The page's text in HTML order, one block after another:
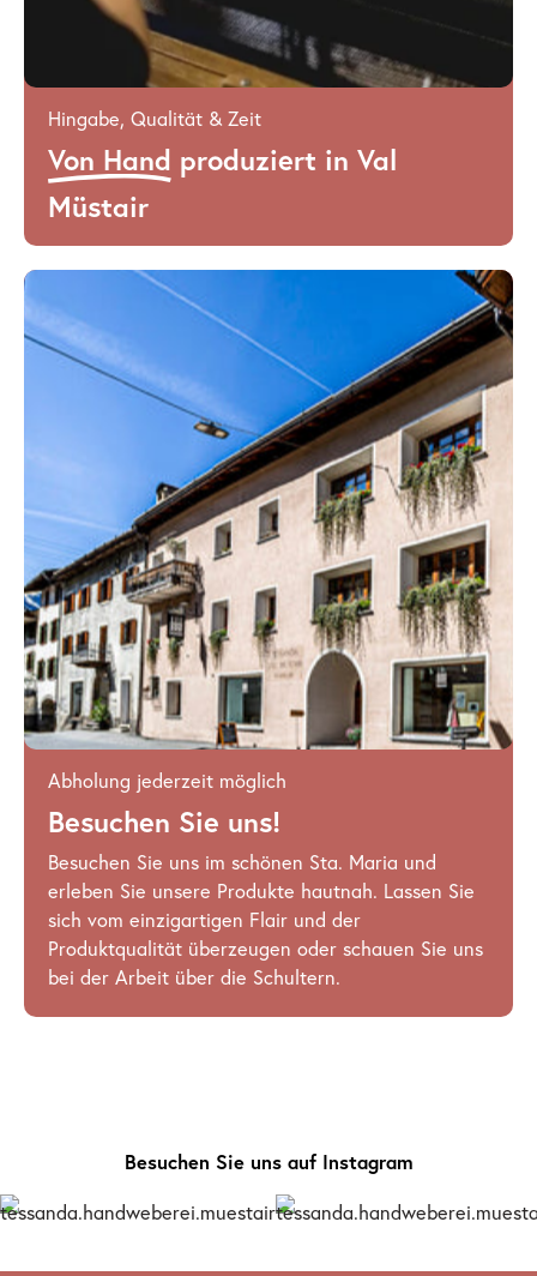
Hingabe, Qualität & Zeit
Von Hand produziert in Val
Müstair
Abholung jederzeit möglich
Besuchen Sie uns!
Besuchen Sie uns im schönen Sta. Maria und
erleben Sie unsere Produkte hautnah. Lassen Sie
sich vom einzigartigen Flair und der
Produktqualität überzeugen oder schauen Sie uns
bei der Arbeit über die Schultern.
Besuchen Sie uns auf Instagram